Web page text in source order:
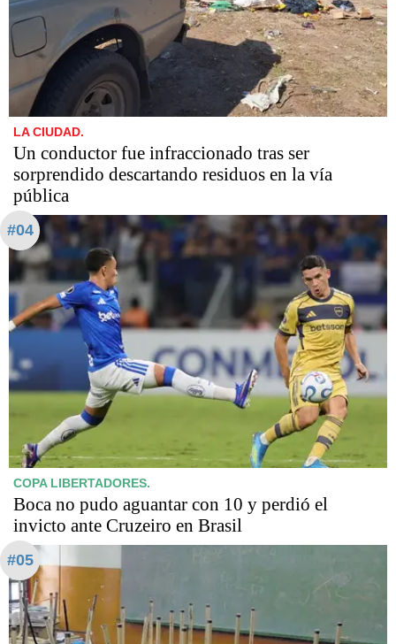
LA CIUDAD.
Un conductor fue infraccionado tras ser
sorprendido descartando residuos en la vía
pública
#04
COPA LIBERTADORES.
Boca no pudo aguantar con 10 y perdió el
invicto ante Cruzeiro en Brasil
#05